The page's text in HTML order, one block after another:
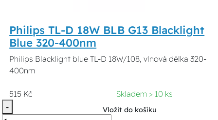
Philips TL-D 18W BLB G13 Blacklight
Blue 320-400nm
Philips Blacklight blue TL-D 18W/108, vlnová délka 320-
400nm
515 Kč
Skladem > 10 ks
-
Vložit do košíku